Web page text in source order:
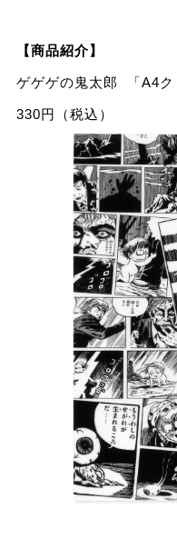
【商品紹介】
ゲゲゲの鬼太郎 「A4
330円（税込）